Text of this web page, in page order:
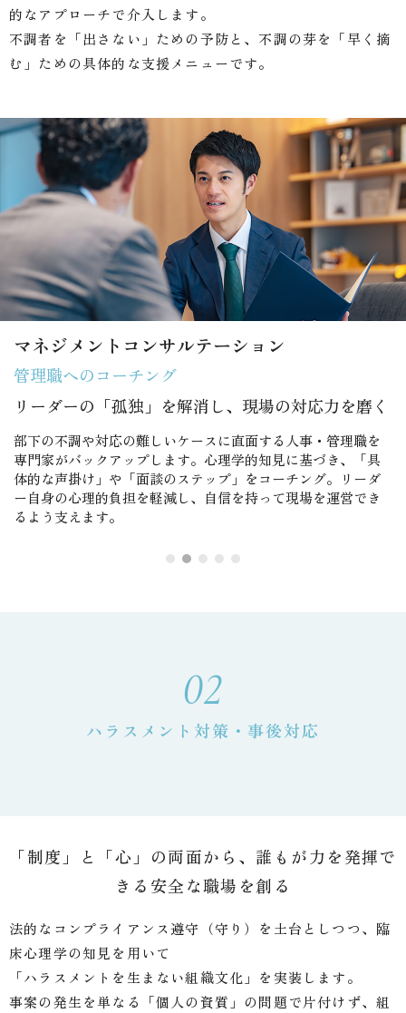
的なアプローチで介入します。
不調者を「出さない」ための予防と、不調の芽を「早く摘
む」ための具体的な支援メニューです。
マネジメントコンサルテーション
管理職へのコーチング
リーダーの「孤独」を解消し、現場の対応力を磨く
部下の不調や対応の難しいケースに直面する人事・管理職を
専門家がバックアップします。心理学的知見に基づき、「具
体的な声掛け」や「面談のステップ」をコーチング。リーダ
ー自身の心理的負担を軽減し、自信を持って現場を運営でき
るよう支えます。
02
ハラスメント対策・事後対応
「制度」と「心」の両面から、誰もが力を発揮で
きる安全な職場を創る
法的なコンプライアンス遵守（守り）を土台としつつ、臨
床心理学の知見を用いて
「ハラスメントを生まない組織文化」を実装します。
事案の発生を単なる「個人の資質」の問題で片付けず、組